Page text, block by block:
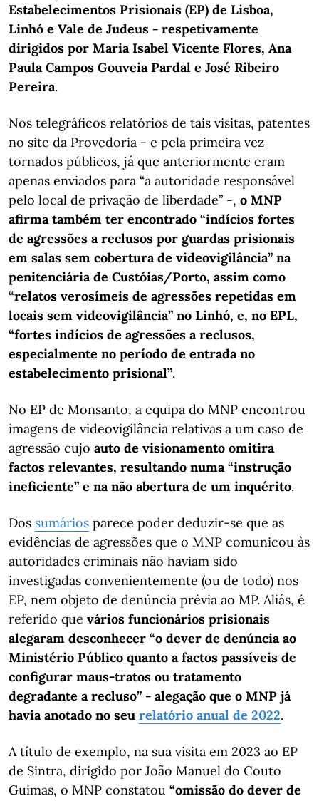
Estabelecimentos Prisionais (EP) de Lisboa,
Linhó e Vale de Judeus - respetivamente
dirigidos por Maria Isabel Vicente Flores, Ana
Paula Campos Gouveia Pardal e José Ribeiro
Pereira.
Nos telegráficos relatórios de tais visitas, patentes
no site da Provedoria - e pela primeira vez
tornados públicos, já que anteriormente eram
apenas enviados para “a autoridade responsável
pelo local de privação de liberdade” -, o MNP
afirma também ter encontrado “indícios fortes
de agressões a reclusos por guardas prisionais
em salas sem cobertura de videovigilância” na
penitenciária de Custóias/Porto, assim como
“relatos verosímeis de agressões repetidas em
locais sem videovigilância” no Linhó, e, no EPL,
“fortes indícios de agressões a reclusos,
especialmente no período de entrada no
estabelecimento prisional”.
No EP de Monsanto, a equipa do MNP encontrou
imagens de videovigilância relativas a um caso de
agressão cujo auto de visionamento omitira
factos relevantes, resultando numa “instrução
ineficiente” e na não abertura de um inquérito.
Dos sumários parece poder deduzir-se que as
evidências de agressões que o MNP comunicou às
autoridades criminais não haviam sido
investigadas convenientemente (ou de todo) nos
EP, nem objeto de denúncia prévia ao MP. Aliás, é
referido que vários funcionários prisionais
alegaram desconhecer “o dever de denúncia ao
Ministério Público quanto a factos passíveis de
configurar maus-tratos ou tratamento
degradante a recluso” - alegação que o MNP já
havia anotado no seu relatório anual de 2022.
A título de exemplo, na sua visita em 2023 ao EP
de Sintra, dirigido por João Manuel do Couto
Guimas, o MNP constatou “omissão do dever de